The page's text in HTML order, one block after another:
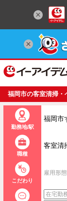
福岡市の客室清掃・
勤務地/駅
福岡市
職種
客室清
こだわり
雇用形